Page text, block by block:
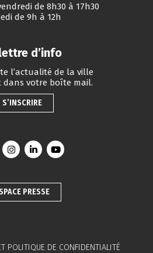
de 8h30 à 17h30
de 9h à 12h
d’info
l’actualité de la ville
dans votre boîte mail.
S’INSCRIRE
vers le compte Facebook
Lien vers le compte Instagram
Lien vers le compte Linkedin
Lien vers la chaîne
PRESSE
POLITIQUE DE CONFIDENTIALITÉ